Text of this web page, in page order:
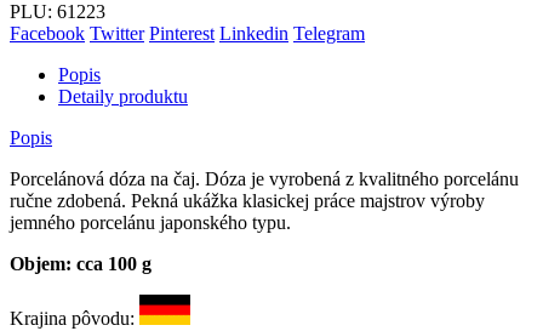
PLU: 61223
Facebook Twitter Pinterest Linkedin Telegram
Popis
Detaily produktu
Popis
Porcelánová dóza na čaj. Dóza je vyrobená z kvalitného porcelánu
ručne zdobená. Pekná ukážka klasickej práce majstrov výroby
jemného porcelánu japonského typu.
Objem: cca 100 g
Krajina pôvodu: